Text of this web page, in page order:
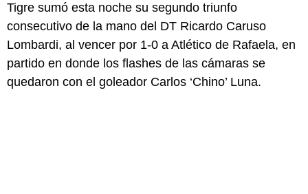
Tigre sumó esta noche su segundo triunfo
consecutivo de la mano del DT Ricardo Caruso
Lombardi, al vencer por 1-0 a Atlético de Rafaela, en
partido en donde los flashes de las cámaras se
quedaron con el goleador Carlos ‘Chino’ Luna.